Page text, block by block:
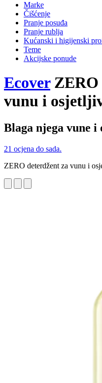
Marke
Čišćenje
Pranje posuđa
Pranje rublja
Kućanski i higijenski
Teme
Akcijske ponude
EcoverZERO
vunu i
Blaga njega vune
21 ocjena do sada.
ZERO deterdžent za vunu i